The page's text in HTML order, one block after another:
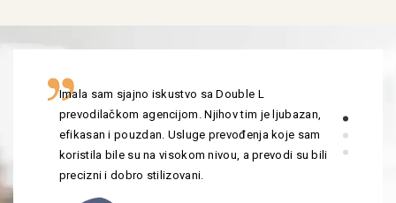
Imala sam sjajno iskustvo sa Double L
prevodilačkom agencijom. Njihov tim je ljubazan,
efikasan i pouzdan. Usluge prevođenja koje sam
koristila bile su na visokom nivou, a prevodi su bili
precizni i dobro stilizovani.